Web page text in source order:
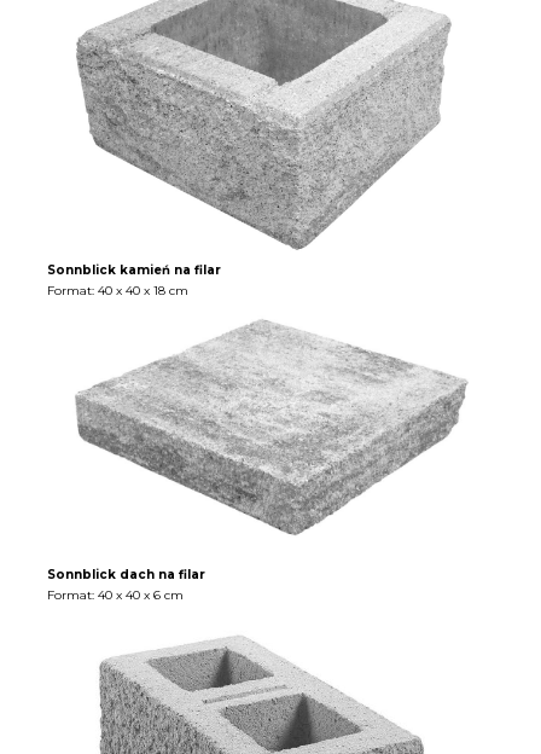
Sonnblick kamień na filar
Format: 40 x 40 x 18 cm
Sonnblick dach na filar
Format: 40 x 40 x 6 cm